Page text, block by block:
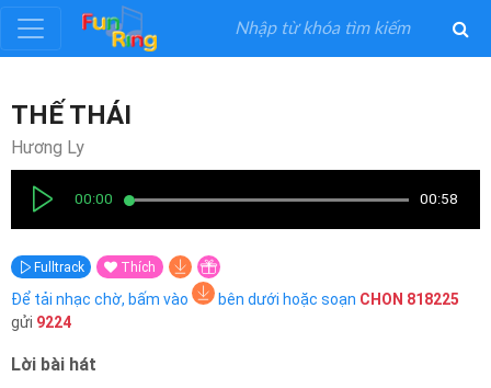
Đăng
ký
nhập
Thể
Loại
Nghệ
THẾ THÁI
Hương Ly
00:00 00:58
Fulltrack Thích
Để tải nhạc chờ, bấm vào bên dưới hoặc soạn CHON 818225
gửi 9224
Lời bài hát